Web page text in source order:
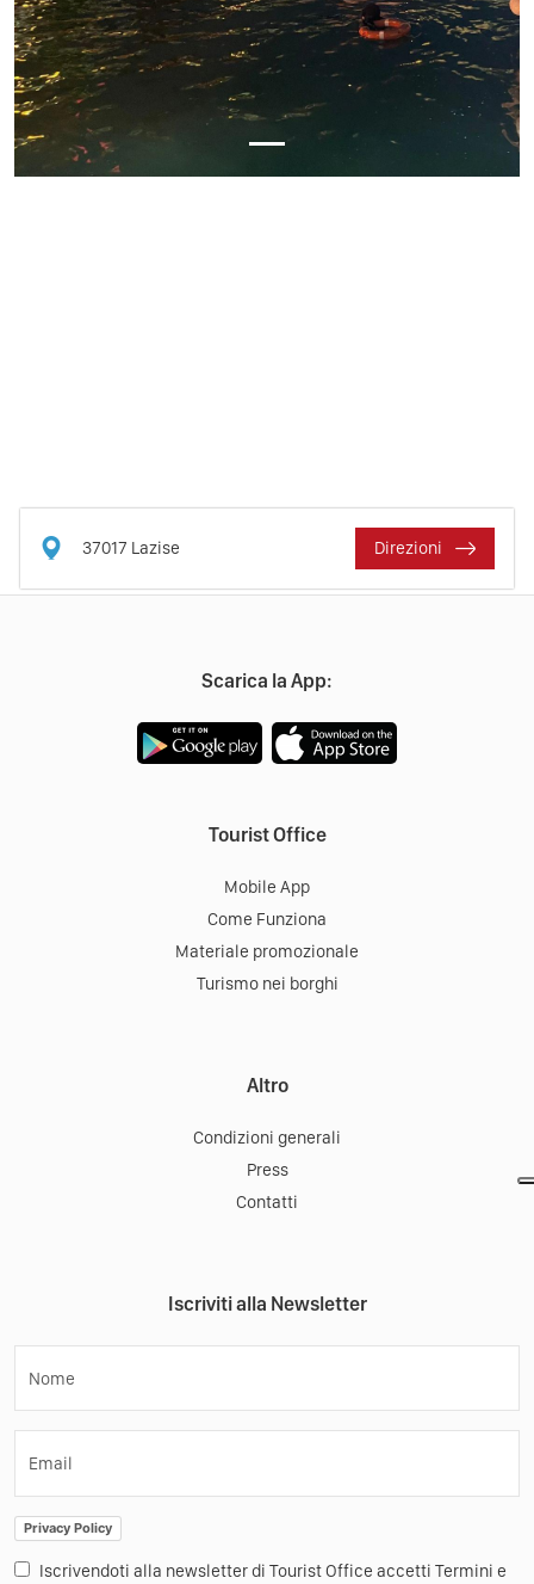
37017 Lazise Direzioni
Scarica la App:
Tourist Office
Mobile App
Come Funziona
Materiale promozionale
Turismo nei borghi
Altro
Condizioni generali
Press
Contatti
Iscriviti alla Newsletter
Nome
Email
Privacy Policy
Iscrivendoti alla newsletter di Tourist Office accetti Termini e